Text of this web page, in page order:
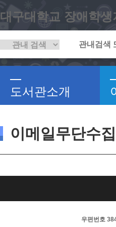
대구대학교 장애학생
도서관소개
이메일무단수
우편번호